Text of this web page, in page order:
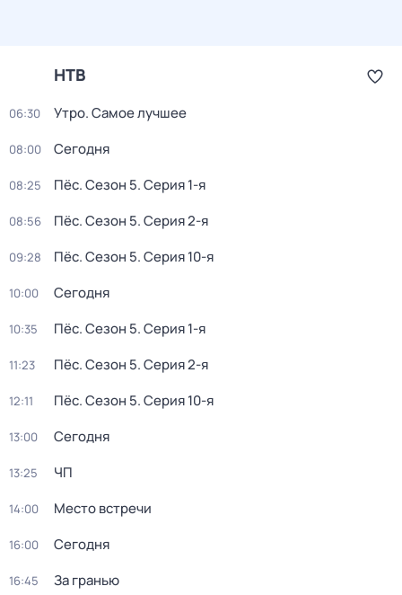
НТВ
06:30 Утро. Самое лучшее
08:00 Сегодня
08:25 Пёс. Сезон 5. Серия 1-я
08:56 Пёс. Сезон 5. Серия 2-я
09:28 Пёс. Сезон 5. Серия 10-я
10:00 Сегодня
10:35 Пёс. Сезон 5. Серия 1-я
11:23 Пёс. Сезон 5. Серия 2-я
12:11 Пёс. Сезон 5. Серия 10-я
13:00 Сегодня
13:25 ЧП
14:00 Место встречи
16:00 Сегодня
16:45 За гранью